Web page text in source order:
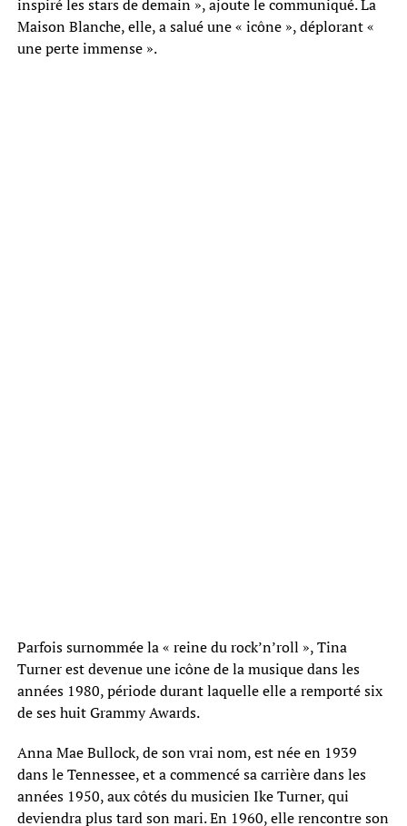
inspiré les stars de demain », ajoute le communiqué. La
Maison Blanche, elle, a salué une « icône », déplorant «
une perte immense ».
Parfois surnommée la « reine du rock’n’roll », Tina
Turner est devenue une icône de la musique dans les
années 1980, période durant laquelle elle a remporté six
de ses huit Grammy Awards.
Anna Mae Bullock, de son vrai nom, est née en 1939
dans le Tennessee, et a commencé sa carrière dans les
années 1950, aux côtés du musicien Ike Turner, qui
deviendra plus tard son mari. En 1960, elle rencontre son